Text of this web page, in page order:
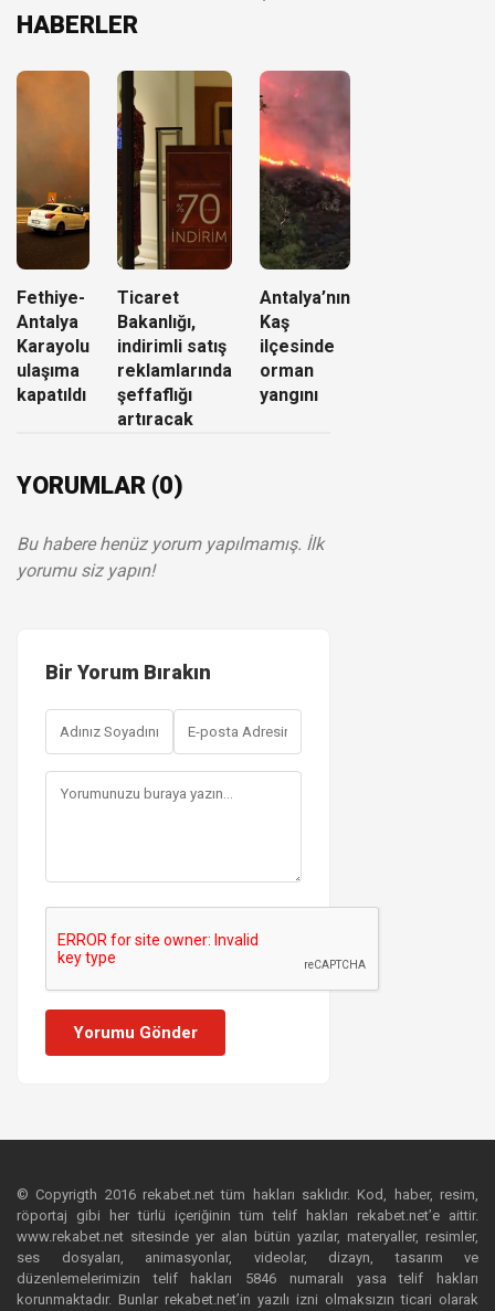
HABERLER
Fethiye-
Antalya
Karayolu
ulaşıma
kapatıldı
Ticaret
Bakanlığı,
indirimli satış
reklamlarında
şeffaflığı
artıracak
Antalya’nın
Kaş
ilçesinde
orman
yangını
YORUMLAR (0)
Bu habere henüz yorum yapılmamış. İlk
yorumu siz yapın!
Bir Yorum Bırakın
Yorumu Gönder
© Copyrigth 2016 rekabet.net tüm hakları saklıdır. Kod, haber, resim,
röportaj gibi her türlü içeriğinin tüm telif hakları rekabet.net’e aittir.
www.rekabet.net sitesinde yer alan bütün yazılar, materyaller, resimler,
ses dosyaları, animasyonlar, videolar, dizayn, tasarım ve
düzenlemelerimizin telif hakları 5846 numaralı yasa telif hakları
korunmaktadır. Bunlar rekabet.net’in yazılı izni olmaksızın ticari olarak